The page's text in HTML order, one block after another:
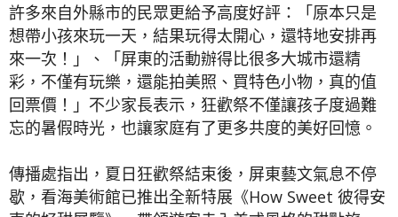
許多來自外縣市的民眾更給予高度好評：「原本只是
想帶小孩來玩一天，結果玩得太開心，還特地安排再
來一次！」、「屏東的活動辦得比很多大城市還精
彩，不僅有玩樂，還能拍美照、買特色小物，真的值
回票價！」不少家長表示，狂歡祭不僅讓孩子度過難
忘的暑假時光，也讓家庭有了更多共度的美好回憶。
傳播處指出，夏日狂歡祭結束後，屏東藝文氣息不停
歇，看海美術館已推出全新特展《How Sweet 彼得安